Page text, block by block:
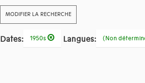
MODIFIER LA RECHERCHE
Dates: 1950s Langues: (Non